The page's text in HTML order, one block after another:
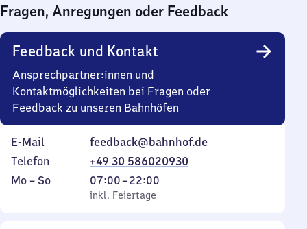
0
Uhr
Fragen, Anregungen oder Feedback
Feedback und Kontakt
Ansprechpartner:innen und
Kontaktmöglichkeiten bei Fragen oder
Feedback zu unseren Bahnhöfen
E-Mail
feedback@bahnhof.de
Telefon
+49 30 586020930
Montag
Mo – So,
inkl. Feiertage
07:00–22:00
Von
7
inkl. Feiertage